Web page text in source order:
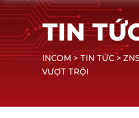
TIN
INCOM>TIN TỨC >
VƯỢT TRỘI